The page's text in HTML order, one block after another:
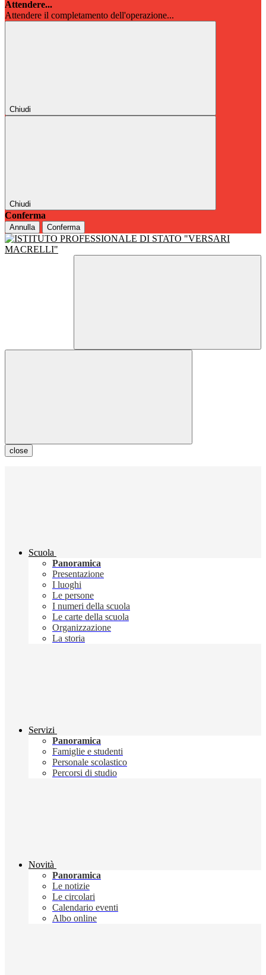
Attendere...
Attendere il completamento dell'operazione...
Chiudi
Chiudi
Conferma
Annulla Conferma
close
Scuola
Panoramica
Presentazione
I luoghi
Le persone
I numeri della scuola
Le carte della scuola
Organizzazione
La storia
Servizi
Panoramica
Famiglie e studenti
Personale scolastico
Percorsi di studio
Novità
Panoramica
Le notizie
Le circolari
Calendario eventi
Albo online